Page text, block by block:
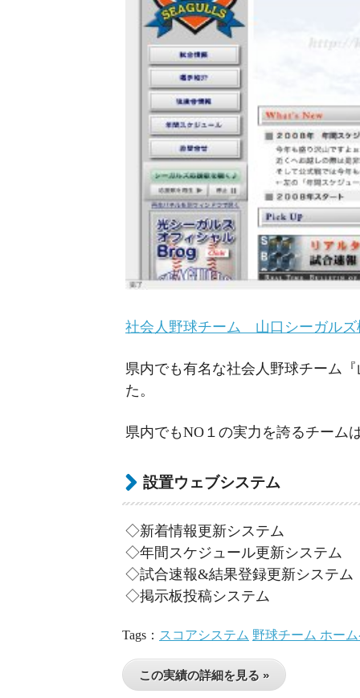
社会人野球チーム 山口シーガルズ
県内でも有名な社会人野球チーム
た。
県内でもNO１の実力を誇るチーム
設置ウェブシステム
◇新着情報更新システム
◇年間スケジュール更新システム
◇試合速報&結果登録更新システム
◇掲示板投稿システム
Tags： スコアシステム 野球チーム ホー
この実績の詳細を見る »